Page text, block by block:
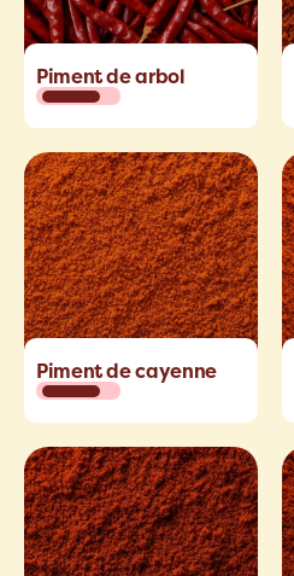
Piment de arbol
Piment de cayenne